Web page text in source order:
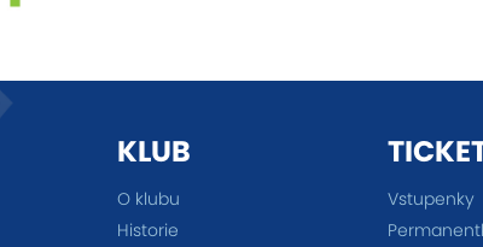
KLUB
O klubu
Historie
Vstupenky